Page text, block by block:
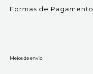
Formas de Pagamento
Meios de envio